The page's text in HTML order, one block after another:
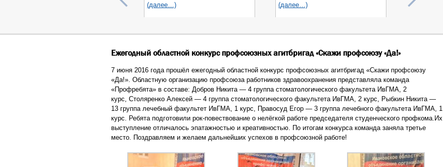
(далее…) (далее…) (далее…)
Ежегодный областной конкурс профсоюзных агитбригад «Скажи профсоюзу «Да!»
7 июня 2016 года прошёл ежегодный областной конкурс профсоюзных агитбригад «Скажи профсоюзу
«Да!». Областную организацию профсоюза работников здравоохранения представляла команда
«Профребята» в составе: Добров Никита — 4 группа стоматологического факультета ИвГМА, 2
курс, Столяренко Алексей — 4 группа стоматологического факультета ИвГМА, 2 курс, Рыбкин Никита —
13 группа лечебный факультет ИвГМА, 1 курс, Правосуд Егор — 3 группа лечебного факультета ИвГМА, 1
курс. Ребята подготовили рок-повествование о нелёгкой работе председателя студенческого профкома.Их
выступление отличалось эпатажностью и креативностью. По итогам конкурса команда заняла третье
место. Поздравляем и желаем дальнейших успехов в профсоюзной работе!